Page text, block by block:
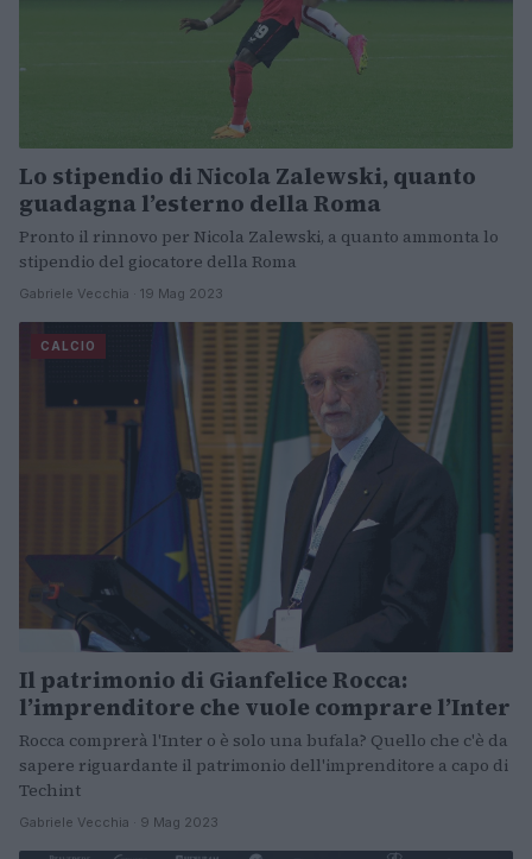
Lo stipendio di Nicola Zalewski, quanto
guadagna l’esterno della Roma
Pronto il rinnovo per Nicola Zalewski, a quanto ammonta lo
stipendio del giocatore della Roma
Gabriele Vecchia · 19 Mag 2023
CALCIO
Il patrimonio di Gianfelice Rocca:
l’imprenditore che vuole comprare l’Inter
Rocca comprerà l'Inter o è solo una bufala? Quello che c'è da
sapere riguardante il patrimonio dell'imprenditore a capo di
Techint
Gabriele Vecchia · 9 Mag 2023